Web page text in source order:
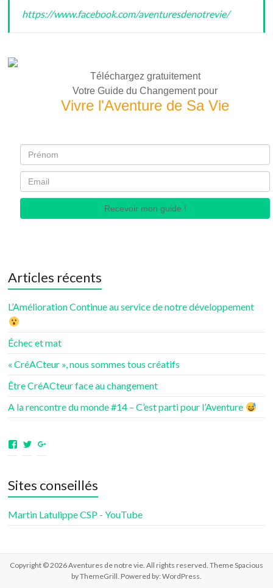
https://www.facebook.com/aventuresdenotrevie/
Téléchargez gratuitement
Votre Guide du Changement pour
Vivre l'Aventure de Sa Vie
Recevoir mon guide !
Articles récents
L’Amélioration Continue au service de notre développement
Échec et mat
« CréACteur », nous sommes tous créatifs
Être CréACteur face au changement
A la rencontre du monde #14 – C’est parti pour l’Aventure
Voir
aventuresdenotrevie
sur
Voir
Samsenie
sur
samsenie
sur
Sites conseillés
Martin Latulippe CSP - YouTube
Copyright © 2026Aventures de notre vie. All rights reserved. ThemeSpacious
by ThemeGrill. Powered by: WordPress.